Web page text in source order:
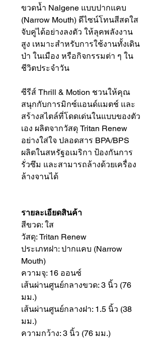
ขวดน้ำ Nalgene แบบปากแคบ
(Narrow Mouth) ดีไซน์โทนสีสดใส
จับคู่ได้อย่างลงตัว ให้ลุคพลังงาน
สูง เหมาะสำหรับการใช้งานทั้งเดิน
ป่า ในเมือง หรือกิจกรรมต่า ๆ ใน
ชีวิตประจำวัน
ซีรีส์ Thrill & Motion ชวนให้คุณ
สนุกกับการมิกซ์แอนด์แมตช์ และ
สร้างสไตล์ที่โดดเด่นในแบบของตัว
เอง ผลิตจากวัสดุ Tritan Renew
อย่างใส่ใจ ปลอดสาร BPA/BPS
ผลิตในสหรัฐอเมริกา ป้องกันการ
รั่วซึม และสามารถล้างด้วยเครื่อง
ล้างจานได้
รายละเอียดสินค้า
สีขวด: ใส
วัสดุ: Tritan Renew
ประเภทฝา: ปากแคบ (Narrow
Mouth)
ความจุ: 16 ออนซ์
เส้นผ่านศูนย์กลางขวด: 3 นิ้ว (76
มม.)
เส้นผ่านศูนย์กลางฝา: 1.5 นิ้ว (38
มม.)
ความกว้าง: 3 นิ้ว (76 มม.)